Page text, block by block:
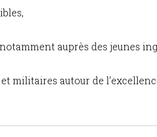
auprès des jeunes
militaires autour de